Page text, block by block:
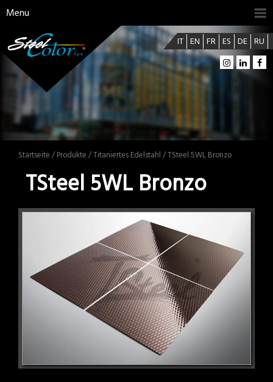
Menu
IT EN FR ES DE RU
Startseite /Produkte /Titaniertes Edelstahl / TSteel 5WL Bronzo
TSteel 5WL Bronzo